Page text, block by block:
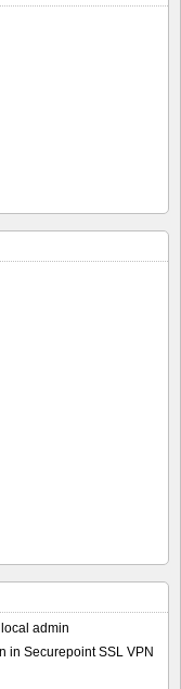
admin
in Securepoint SSL VPN